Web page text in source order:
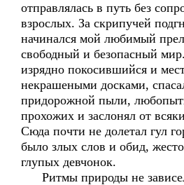
отправлялась в путь без
взрослых. За скрипучей
начинался мой любимый
свободный и безопасный
изрядно покосившийся и
некрашеными досками,
придорожной пыли,
прохожих и заслонял от
Сюда почти не долетал гул
было злых слов и обид,
глупых девчонок.
Ритмы природы не